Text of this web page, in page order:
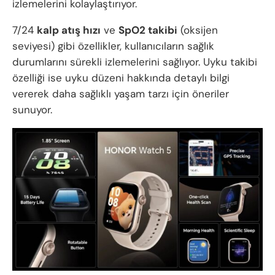
izlemelerini kolaylaştırıyor.
7/24 kalp atış hızı ve SpO2 takibi (oksijen
seviyesi) gibi özellikler, kullanıcıların sağlık
durumlarını sürekli izlemelerini sağlıyor. Uyku takibi
özelliği ise uyku düzeni hakkında detaylı bilgi
vererek daha sağlıklı yaşam tarzı için öneriler
sunuyor.